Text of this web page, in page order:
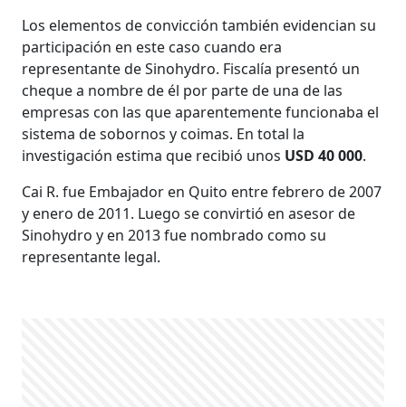
Los elementos de convicción también evidencian su
participación en este caso cuando era
representante de Sinohydro. Fiscalía presentó un
cheque a nombre de él por parte de una de las
empresas con las que aparentemente funcionaba el
sistema de sobornos y coimas. En total la
investigación estima que recibió unos USD 40 000.
Cai R. fue Embajador en Quito entre febrero de 2007
y enero de 2011. Luego se convirtió en asesor de
Sinohydro y en 2013 fue nombrado como su
representante legal.